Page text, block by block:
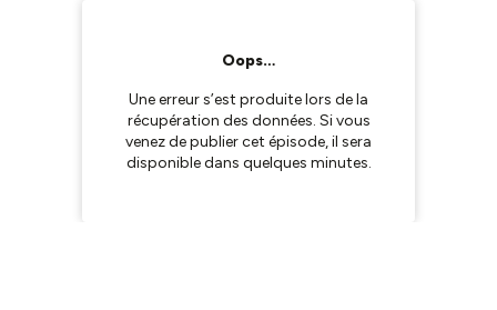
Oops…
Une erreur s’est produite lors de la
récupération des données. Si vous
venez de publier cet épisode, il sera
disponible dans quelques minutes.